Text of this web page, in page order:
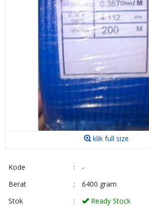
klik full size
Kode :
-
Berat
:
6400 gram
Stok
:
Ready Stock